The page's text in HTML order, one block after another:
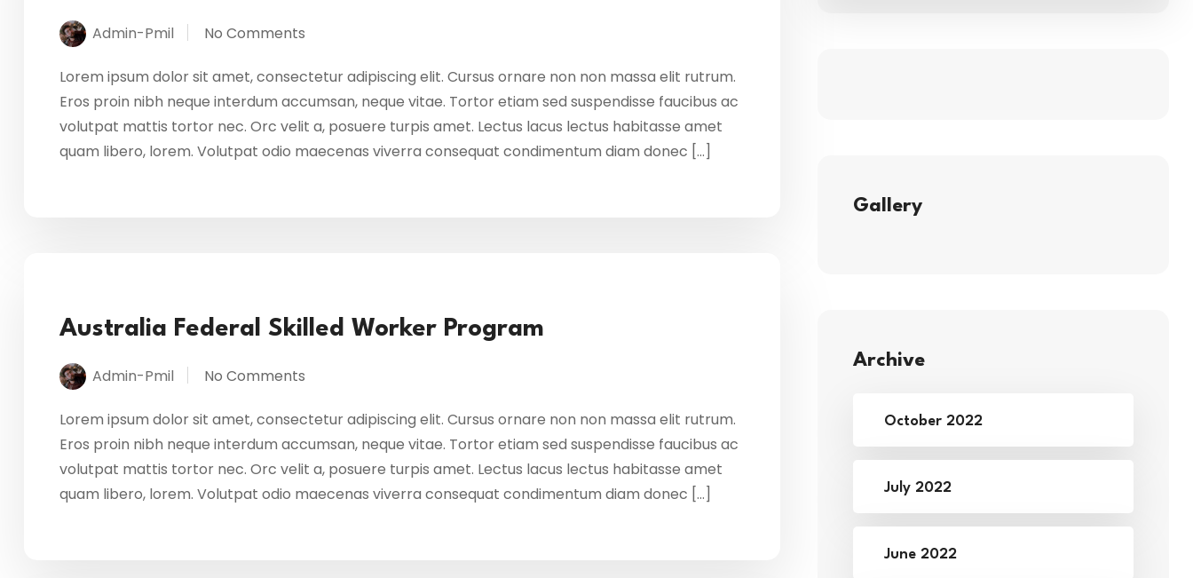
Admin-Pmil No Comments
Lorem ipsum dolor sit amet, consectetur adipiscing elit. Cursus ornare non non massa elit rutrum.
Eros proin nibh neque interdum accumsan, neque vitae. Tortor etiam sed suspendisse faucibus ac
volutpat mattis tortor nec. Orc velit a, posuere turpis amet. Lectus lacus lectus habitasse amet
quam libero, lorem. Volutpat odio maecenas viverra consequat condimentum diam donec […]
Australia Federal Skilled Worker Program
Admin-Pmil No Comments
Lorem ipsum dolor sit amet, consectetur adipiscing elit. Cursus ornare non non massa elit rutrum.
Eros proin nibh neque interdum accumsan, neque vitae. Tortor etiam sed suspendisse faucibus ac
volutpat mattis tortor nec. Orc velit a, posuere turpis amet. Lectus lacus lectus habitasse amet
quam libero, lorem. Volutpat odio maecenas viverra consequat condimentum diam donec […]
Gallery
Archive
October 2022
July 2022
June 2022